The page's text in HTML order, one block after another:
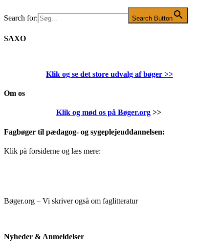
Search for: Search Button
SAXO
Klik og se det store udvalg af bøger >>
Om os
Klik og mød os på Bøger.org>>
Fagbøger til pædagog- og sygeplejeuddannelsen:
Klik på forsiderne og læs mere:
Bøger.org – Vi skriver også om faglitteratur
Nyheder & Anmeldelser